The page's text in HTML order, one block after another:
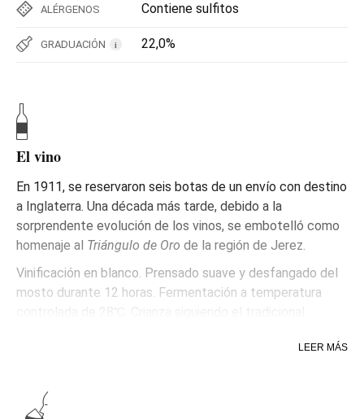
ALÉRGENOS Contiene sulfitos
GRADUACIÓN i 22,0%
El vino
En 1911, se reservaron seis botas de un envío con destino
a Inglaterra. Una década más tarde, debido a la
sorprendente evolución de los vinos, se embotelló como
homenaje al Triángulo de Oro de la región de Jerez.
Vinificación en blanco. Prensado suave y desfangado del
mosto durante 12 horas. Fermentación a temperatura
americano, durante una media de 30 años. Este proceso
El Puerto de Santa María, donde se encuentran las
bodegas, con valores de temperatura y humedad suaves a
LEER MÁS